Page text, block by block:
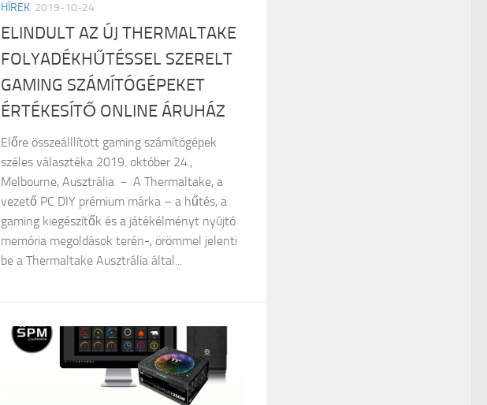
HÍREK 2019-10-24
ELINDULT AZ ÚJ THERMALTAKE
FOLYADÉKHŰTÉSSEL SZERELT
GAMING SZÁMÍTÓGÉPEKET
ÉRTÉKESÍTŐ ONLINE ÁRUHÁZ
Előre összeálllított gaming számítógépek
széles választéka 2019. október 24.,
Melbourne, Ausztrália － A Thermaltake, a
vezető PC DIY prémium márka – a hűtés, a
gaming kiegészítők és a játékélményt nyújtó
memória megoldások terén-, örömmel jelenti
be a Thermaltake Ausztrália által...